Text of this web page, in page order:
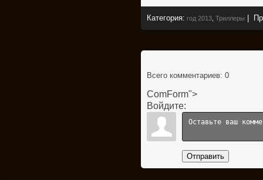
Категория: год 2013 Триллеры
Всего комментариев: 0
ComForm">
Войдите:
Отправить